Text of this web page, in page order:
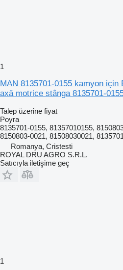
1
MAN 8135701-0155 kamyon
axă motrice stânga 8135701-
Talep üzerine fiyat
Poyra
8135701-0155, 81357010155,
8150803-0021, 81508030021,
Romanya, Cristesti
ROYAL DRU AGRO S.R.L.
Satıcıyla iletişime geç
1